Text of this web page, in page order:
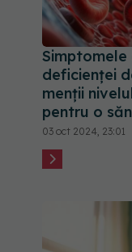
Simptomele
deficienței
menții
pentru o
03 oct 2024, 23:01